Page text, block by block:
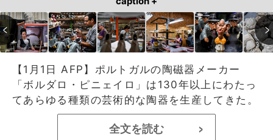
【1月1日 AFP】ポルトガルの陶磁器メーカー
「ボルダロ・ピニェイロ」は130年以上にわたっ
てあらゆる種類の芸術的な陶器を生産してきた。
全文を読む >